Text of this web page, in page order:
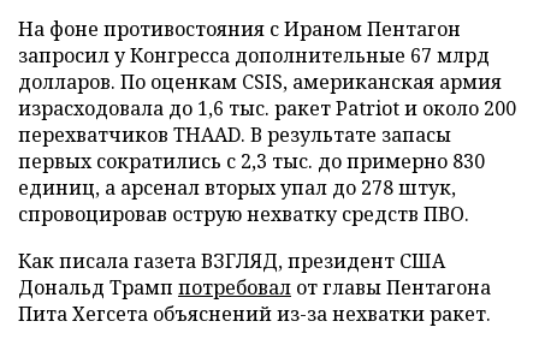
На фоне противостояния с Ираном Пентагон
запросил у Конгресса дополнительные 67 млрд
долларов. По оценкам CSIS, американская армия
израсходовала до 1,6 тыс. ракет Patriot и около 200
перехватчиков THAAD. В результате запасы
первых сократились с 2,3 тыс. до примерно 830
единиц, а арсенал вторых упал до 278 штук,
спровоцировав острую нехватку средств ПВО.
Как писала газета ВЗГЛЯД, президент США
Дональд Трамп потребовал от главы Пентагона
Пита Хегсета объяснений из-за нехватки ракет.